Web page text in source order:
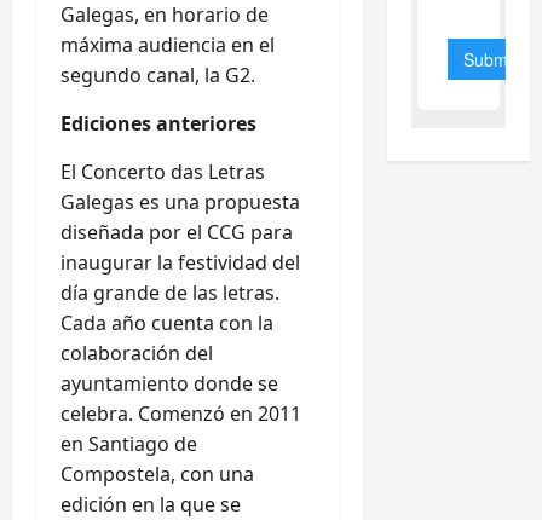
Galegas, en horario de
máxima audiencia en el
segundo canal, la G2.
Ediciones anteriores
El Concerto das Letras
Galegas es una propuesta
diseñada por el CCG para
inaugurar la festividad del
día grande de las letras.
Cada año cuenta con la
colaboración del
ayuntamiento donde se
celebra. Comenzó en 2011
en Santiago de
Compostela, con una
edición en la que se